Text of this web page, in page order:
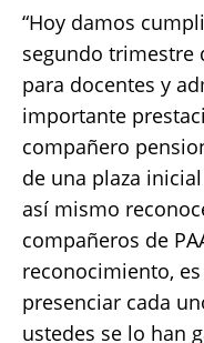
“Hoy damos
segundo trimestre
para docentes y
importante
compañero
de una plaza
así mismo
compañeros de
reconocimiento,
presenciar cada
ustedes se lo han